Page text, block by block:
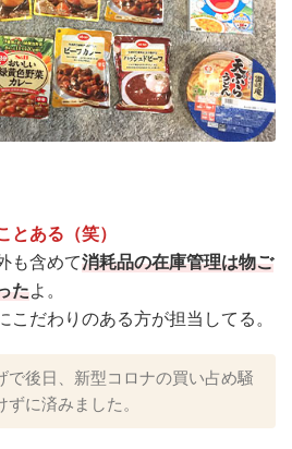
とある（笑）
も含めて消耗品の在庫管理は物ご
たよ。
だわりのある方が担当してる。
で後日、新型コロナの買い占め騒
に済みました。